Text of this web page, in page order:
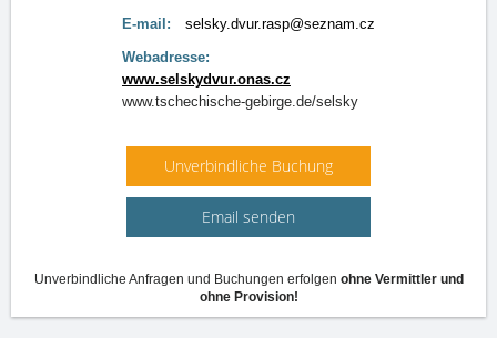
E-mail:
selsky.dvur.rasp@seznam.cz
Webadresse:
www.selskydvur.onas.cz
www.tschechische-gebirge.de/selsky
Unverbindliche Buchung
Email senden
Unverbindliche Anfragen und Buchungen erfolgen ohne Vermittler und
ohne Provision!